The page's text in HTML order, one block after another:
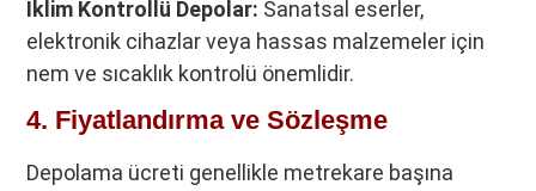
İklim Kontrollü Depolar: Sanatsal eserler,
elektronik cihazlar veya hassas malzemeler için
nem ve sıcaklık kontrolü önemlidir.
4. Fiyatlandırma ve Sözleşme
Depolama ücreti genellikle metrekare başına